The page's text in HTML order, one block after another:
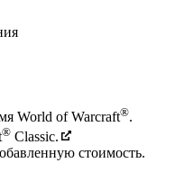
World of Warcraft®.
® Classic.
стоимость.